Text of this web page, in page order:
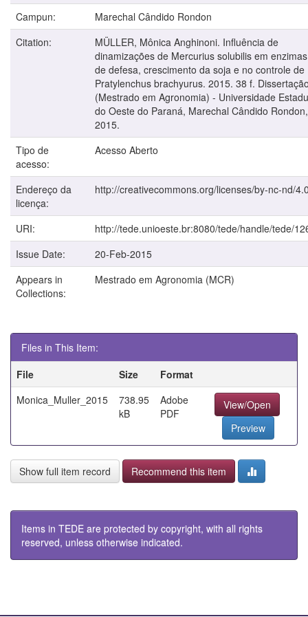
Campun:
Marechal Cândido Rondon
Citation:
MÜLLER, Mônica Anghinoni. Influência de
dinamizações de Mercurius solubilis em enzimas
de defesa, crescimento da soja e no controle de
Pratylenchus brachyurus. 2015. 38 f.
(Mestrado em Agronomia) - Universidade
do Oeste do Paraná, Marechal Cândido Rondon,
2015.
Tipo de
acesso:
Acesso Aberto
Endereço da
licença:
http://creativecommons.org/licenses/by-nc-nd/
URI:
http://tede.unioeste.br:8080/tede/handle/tede/
Issue Date:
20-Feb-2015
Appears in
Collections:
Mestrado em Agronomia (MCR)
Files in This Item:
File
Size
Format
Monica_Muller_2015
738.95
kB
Adobe
PDF
View/Open
Preview
Show full item record Recommend this item
Items in TEDE are protected by copyright, with all rights
reserved, unless otherwise indicated.